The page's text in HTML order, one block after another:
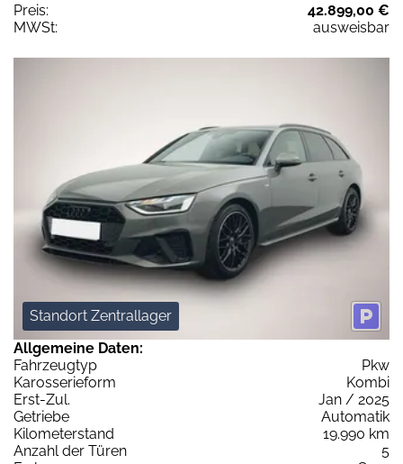
Preis:
42.899,00 €
MWSt:
ausweisbar
Standort Zentrallager
Allgemeine Daten:
Fahrzeugtyp
Pkw
Karosserieform
Kombi
Erst-Zul.
Jan / 2025
Getriebe
Automatik
Kilometerstand
19.990 km
Anzahl der Türen
5